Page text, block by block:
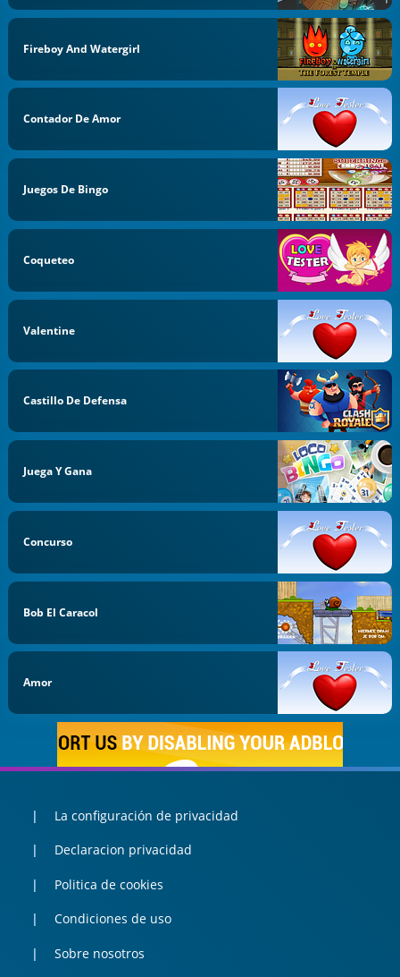
Fireboy And Watergirl
Contador De Amor
Juegos De Bingo
Coqueteo
Valentine
Castillo De Defensa
Juega Y Gana
Concurso
Bob El Caracol
Amor
La configuración de privacidad
Declaracion privacidad
Politica de cookies
Condiciones de uso
Sobre nosotros